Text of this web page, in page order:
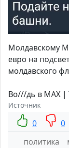
Молдавскому
евро на
молдавского
Во///дь в MAX |
Источник
0 0
политика